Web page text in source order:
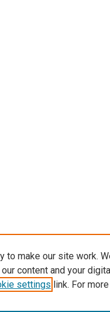
to make our site work.
content and your
settings link. For